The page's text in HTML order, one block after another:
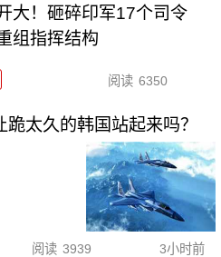
大！砸碎印军17个司令
组指挥结构
阅读 6350
太久的韩国站起来吗？
阅读 3939 3小时前